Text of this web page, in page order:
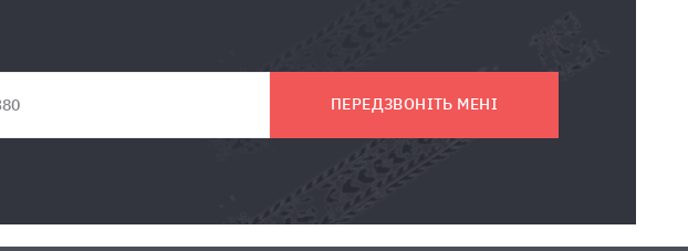
ПЕРЕДЗВОНІТЬ МЕНІ